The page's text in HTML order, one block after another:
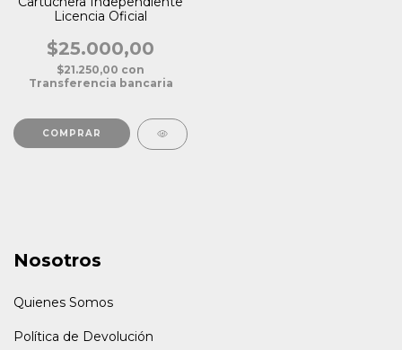
Licencia Oficial
$25.000,00
$21.250,00 con
Transferencia bancaria
Nosotros
Quienes Somos
Política de Devolución